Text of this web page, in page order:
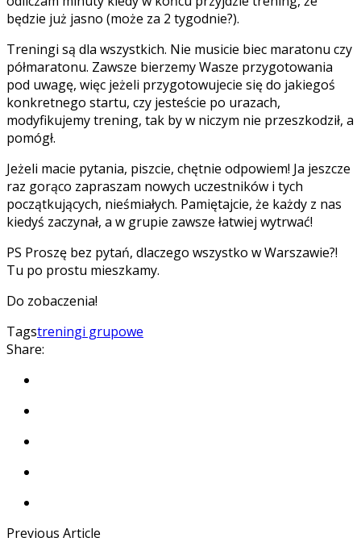
będzie już jasno (może za 2 tygodnie?).
Treningi są dla wszystkich. Nie musicie biec maratonu czy
półmaratonu. Zawsze bierzemy Wasze przygotowania
pod uwagę, więc jeżeli przygotowujecie się do jakiegoś
konkretnego startu, czy jesteście po urazach,
modyfikujemy trening, tak by w niczym nie przeszkodził, a
pomógł.
Jeżeli macie pytania, piszcie, chętnie odpowiem! Ja jeszcze
raz gorąco zapraszam nowych uczestników i tych
początkujących, nieśmiałych. Pamiętajcie, że każdy z nas
kiedyś zaczynał, a w grupie zawsze łatwiej wytrwać!
PS Proszę bez pytań, dlaczego wszystko w Warszawie?!
Tu po prostu mieszkamy.
Do zobaczenia!
Tagstreningi grupowe
Share:
Previous Article